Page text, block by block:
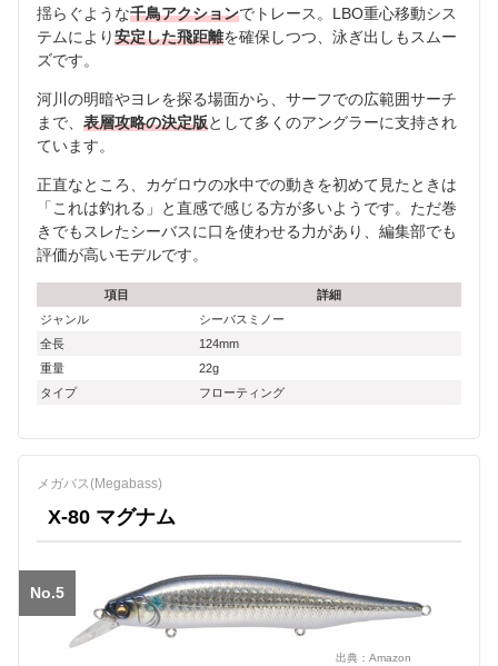
揺らぐような千鳥アクションでトレース。LBO重心移動シス
テムにより安定した飛距離を確保しつつ、泳ぎ出しもスムー
ズです。
河川の明暗やヨレを探る場面から、サーフでの広範囲サーチ
まで、 表層攻略の決定版として多くのアングラーに支持され
ています。
正直なところ、カゲロウの水中での動きを初めて見たときは
「これは釣れる」と直感で感じる方が多いようです。ただ巻
きでもスレたシーバスに口を使わせる力があり、編集部でも
評価が高いモデルです。
項目
詳細
ジャンル
シーバスミノー
全長
124mm
重量
22g
タイプ
フローティング
メガバス(Megabass)
X-80 マグナム
No.5
出典： Amazon